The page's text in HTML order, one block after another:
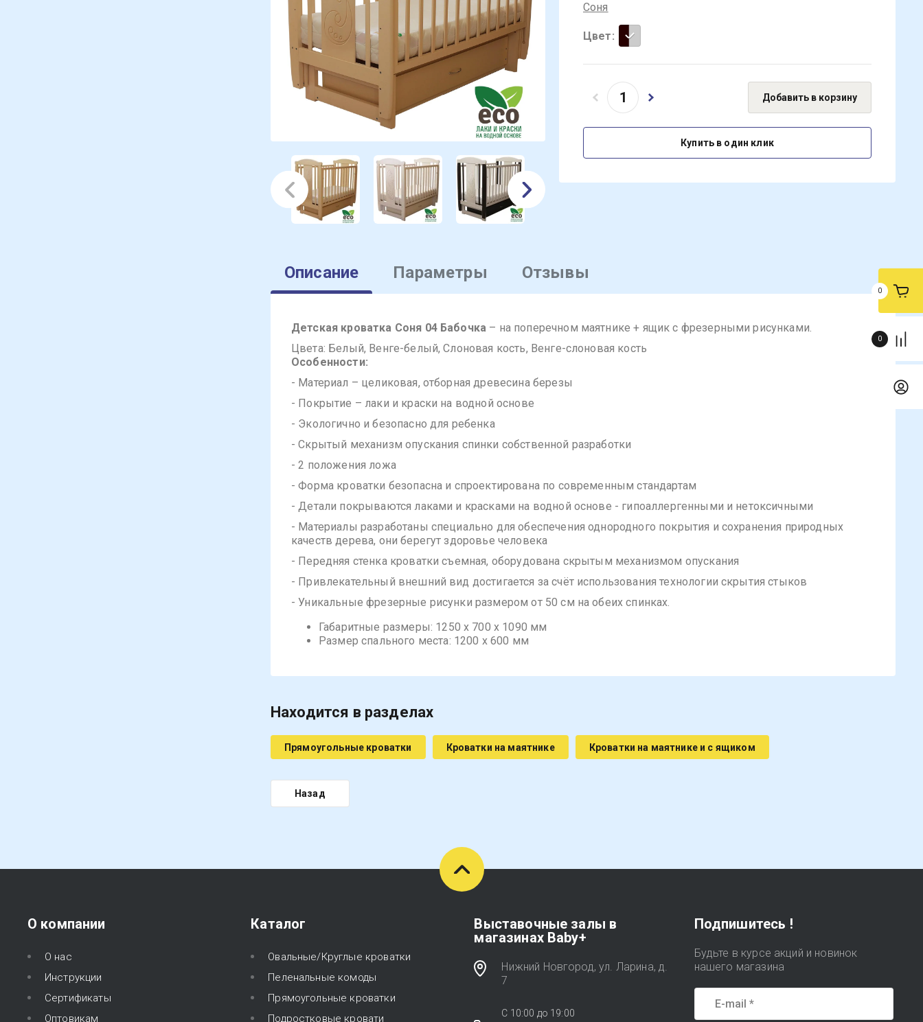
0
0
Соня
Цвет
Добавить в корзину
Купить в один клик
Описание Параметры Отзывы
Детская кроватка Соня 04 Бабочка – на поперечном маятнике + ящик с фрезерными рисунками.
Цвета: Белый, Венге-белый, Слоновая кость, Венге-слоновая кость
Особенности:
- Материал – целиковая, отборная древесина березы
- Покрытие – лаки и краски на водной основе
- Экологично и безопасно для ребенка
- Скрытый механизм опускания спинки собственной разработки
- 2 положения ложа
- Форма кроватки безопасна и спроектирована по современным стандартам
- Детали покрываются лаками и красками на водной основе - гипоаллергенными и нетоксичными
- Материалы разработаны специально для обеспечения однородного покрытия и сохранения природных
качеств дерева, они берегут здоровье человека
- Передняя стенка кроватки съемная, оборудована скрытым механизмом опускания
- Привлекательный внешний вид достигается за счёт использования технологии скрытия стыков
- Уникальные фрезерные рисунки размером от 50 см на обеих спинках.
Габаритные размеры: 1250 х 700 х 1090 мм
Размер спального места: 1200 х 600 мм
Находится в разделах
Прямоугольные кроватки Кроватки на маятнике Кроватки на маятнике и с ящиком
Назад
О компании
О нас
Инструкции
Сертификаты
Оптовикам
Каталог
Овальные/Круглые кроватки
Пеленальные комоды
Прямоугольные кроватки
Подростковые кровати
Выставочные залы в
магазинах Baby+
Нижний Новгород, ул. Ларина, д.
7
C 10:00 до 19:00
Подпишитесь !
Будьте в курсе акций и новинок
нашего магазина